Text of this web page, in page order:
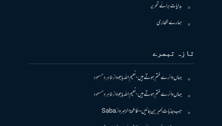
ہدایات برائے تحریر
ہمارے لکھاری
تازہ تبصرے
جہاں دائرے ختم ہوتے ہیں- نعیم اللہ باجوہازطاہرہ مسعود
جہاں دائرے ختم ہوتے ہیں- نعیم اللہ باجوہازطاہرہ مسعود
جب جذبات خبر بن جائیں – فاطمۃالزہرہازSaba